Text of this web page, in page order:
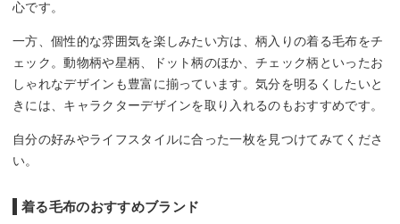
心です。
一方、個性的な雰囲気を楽しみたい方は、柄入りの着る毛布をチ
ェック。動物柄や星柄、ドット柄のほか、チェック柄といったお
しゃれなデザインも豊富に揃っています。気分を明るくしたいと
きには、キャラクターデザインを取り入れるのもおすすめです。
自分の好みやライフスタイルに合った一枚を見つけてみてくださ
い。
着る毛布のおすすめブランド